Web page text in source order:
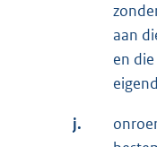
aan
en
j.